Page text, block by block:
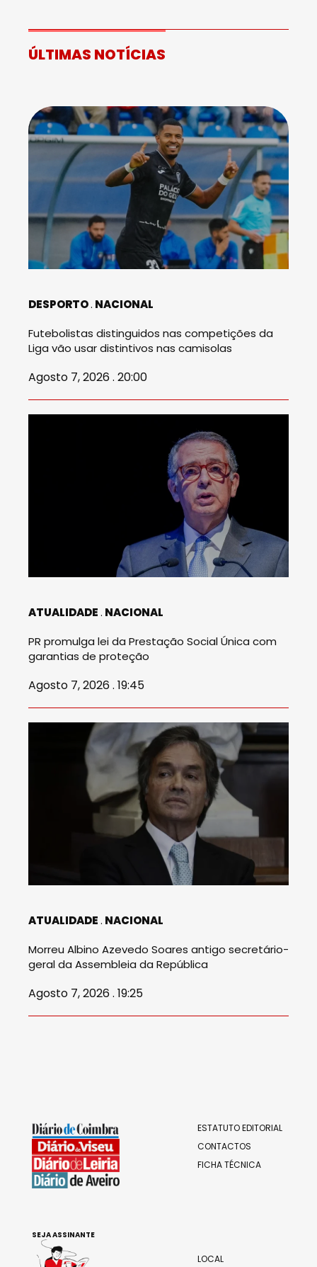
ÚLTIMAS NOTÍCIAS
DESPORTO NACIONAL
Futebolistas distinguidos nas competições da
Liga vão usar distintivos nas camisolas
Agosto 7, 2026 . 20:00
ATUALIDADE NACIONAL
PR promulga lei da Prestação Social Única com
garantias de proteção
Agosto 7, 2026 . 19:45
ATUALIDADE NACIONAL
Morreu Albino Azevedo Soares antigo secretário-
geral da Assembleia da República
Agosto 7, 2026 . 19:25
ESTATUTO EDITORIAL
CONTACTOS
FICHA TÉCNICA
LOCAL
SEJA ASSINANTE